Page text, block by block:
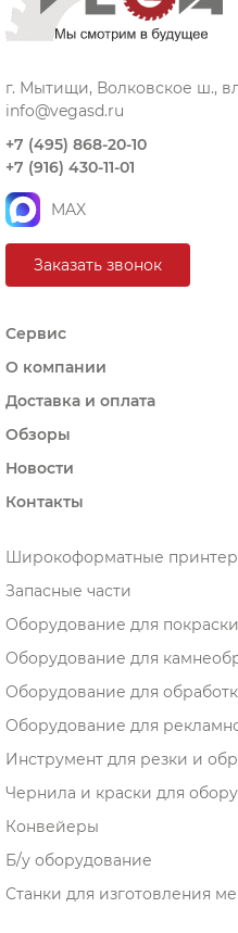
г. Мытищи, Волковское ш.,
info@vegasd.ru
+7 (495) 868-20-10
+7 (916) 430-11-01
MAX
Заказать звонок
Сервис
О компании
Доставка и оплата
Обзоры
Новости
Контакты
Широкоформатные
Запасные части
Оборудование для
Оборудование для
Оборудование для
Оборудование для
Инструмент для резки и
Чернила и краски для
Конвейеры
Б/у оборудование
Станки для изготовления